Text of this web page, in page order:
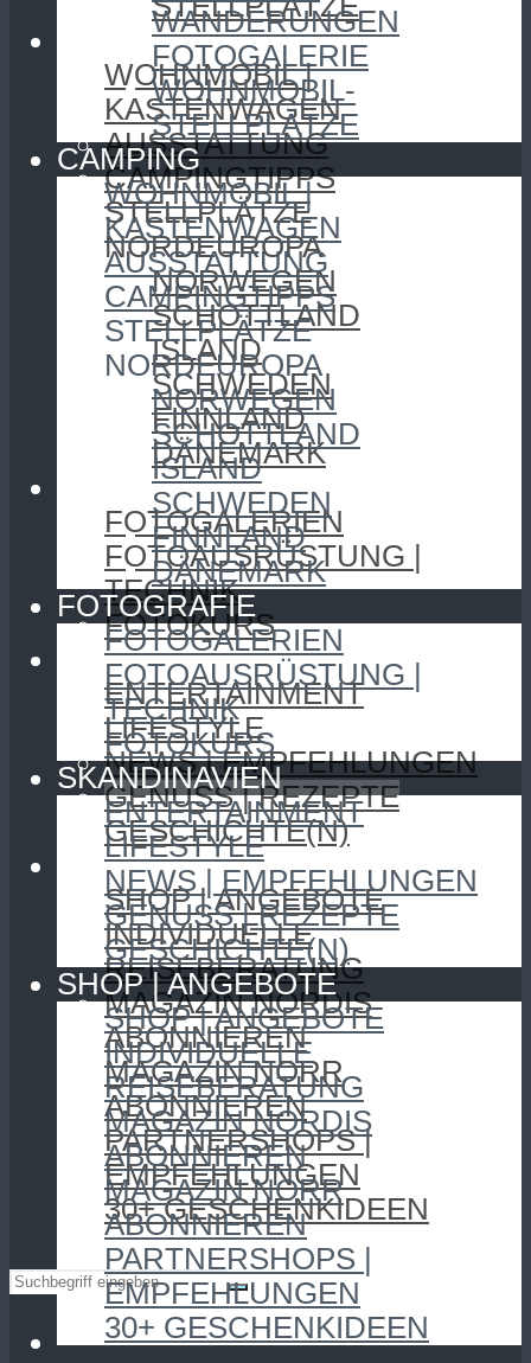
CAMPING
WOHNMOBIL |
KASTENWAGEN
AUSSTATTUNG
CAMPINGTIPPS
STELLPLÄTZE
NORDEUROPA
NORWEGEN
SCHOTTLAND
ISLAND
SCHWEDEN
FINNLAND
DÄNEMARK
FOTOGRAFIE
FOTOGALERIEN
FOTOAUSRÜSTUNG |
TECHNIK
FOTOKURS
SKANDINAVIEN
ENTERTAINMENT
LIFESTYLE
NEWS | EMPFEHLUNGEN
GENUSS | REZEPTE
GESCHICHTE(N)
SHOP | ANGEBOTE
SHOP | ANGEBOTE
INDIVIDUELLE
REISEBERATUNG
MAGAZIN NORDIS
ABONNIEREN
MAGAZIN NORR
ABONNIEREN
PARTNERSHOPS |
EMPFEHLUNGEN
30+ GESCHENKIDEEN
WANDERUNGEN
FOTOGALERIE
WOHNMOBIL-
STELLPLÄTZE
CAMPING
WOHNMOBIL |
KASTENWAGEN
AUSSTATTUNG
CAMPINGTIPPS
STELLPLÄTZE
NORDEUROPA
NORWEGEN
SCHOTTLAND
ISLAND
SCHWEDEN
FINNLAND
DÄNEMARK
FOTOGRAFIE
FOTOGALERIEN
FOTOAUSRÜSTUNG |
TECHNIK
FOTOKURS
SKANDINAVIEN
ENTERTAINMENT
LIFESTYLE
NEWS | EMPFEHLUNGEN
GENUSS | REZEPTE
GESCHICHTE(N)
SHOP | ANGEBOTE
SHOP | ANGEBOTE
INDIVIDUELLE
REISEBERATUNG
MAGAZIN NORDIS
ABONNIEREN
MAGAZIN NORR
ABONNIEREN
PARTNERSHOPS |
EMPFEHLUNGEN
30+ GESCHENKIDEEN